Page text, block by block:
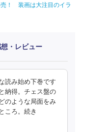
売！ 装画は大注目のイラ
・レビュー
読み始め下巻です
納得。チェス盤の
のような局面をみ
ころ。続き